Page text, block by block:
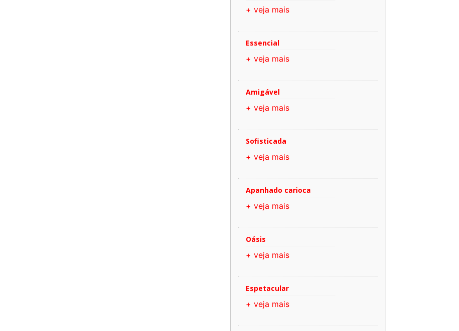
+ veja mais
Essencial
+ veja mais
Amigável
+ veja mais
Sofisticada
+ veja mais
Apanhado carioca
+ veja mais
Oásis
+ veja mais
Espetacular
+ veja mais